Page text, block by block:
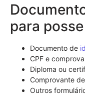
para posse
Documento de
CPF e
Diploma ou
Comprovante
Outros